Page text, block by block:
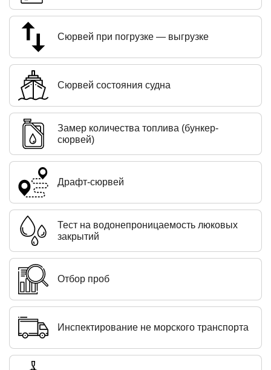
Сюрвей при погрузке — выгрузке
Сюрвей состояния судна
Замер количества топлива (бункер-
сюрвей)
Драфт-сюрвей
Тест на водонепроницаемость люковых
закрытий
Отбор проб
Инспектирование не морского транспорта